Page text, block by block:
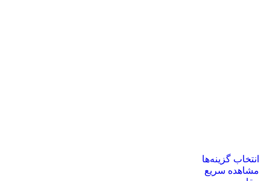
انتخاب گزینه‌ها
مشاهده سریع